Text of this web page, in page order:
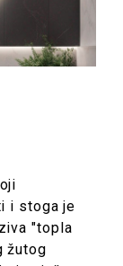
i stoga je
"topla
žutog